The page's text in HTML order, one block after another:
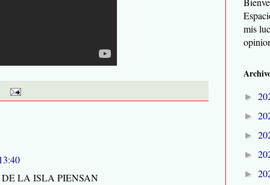
LA ISLA PIENSAN
mis
►
►
►
►
►